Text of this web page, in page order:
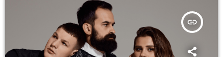
insert_link